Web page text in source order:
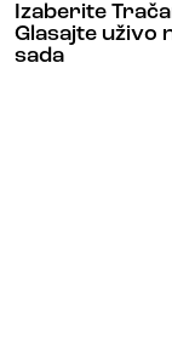
Izaberite
Glasajte uživo
sada